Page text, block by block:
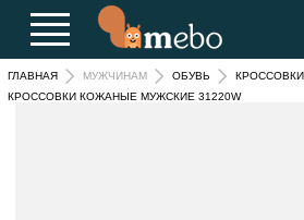
ГЛАВНАЯ МУЖЧИНАМ ОБУВЬ
КРОССОВКИ
КРОССОВКИ КОЖАНЫЕ МУЖСКИЕ 31220W